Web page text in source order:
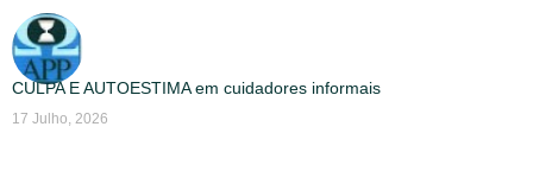
CULPA E AUTOESTIMA em cuidadores informais
17 Julho, 2026